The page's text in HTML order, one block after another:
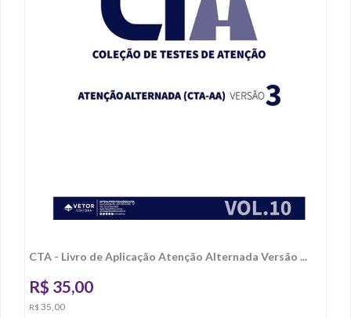
CTA - Livro de Aplicação Atenção Alternada Versão ...
R$ 35,00
R$35,00